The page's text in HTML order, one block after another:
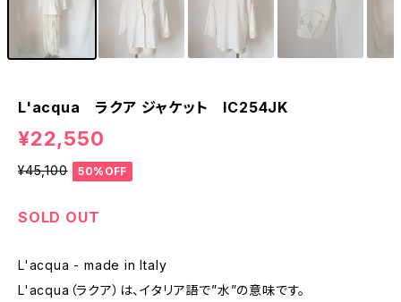
L'acqua ラクア ジャケット IC254JK
¥22,550
¥45,100 50%OFF
SOLD OUT
L'acqua - made in Italy
L'acqua（ラクア）は、イタリア語で”水”の意味です。